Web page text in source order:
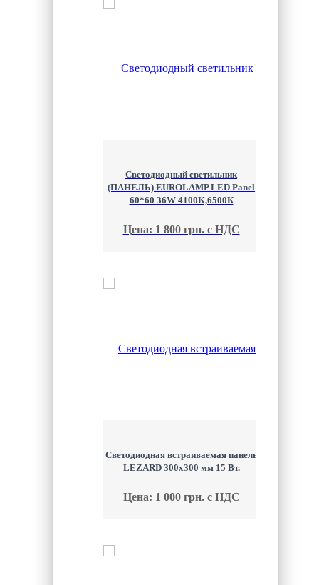
Светодиодный светильник
(ПАНЕЛЬ) EUROLAMP LED Panel
60*60 36W 4100K,6500К
Цена: 1 800 грн. с НДС
Светодиодная встраиваемая панель
LEZARD 300х300 мм 15 Вт.
Цена: 1 000 грн. с НДС